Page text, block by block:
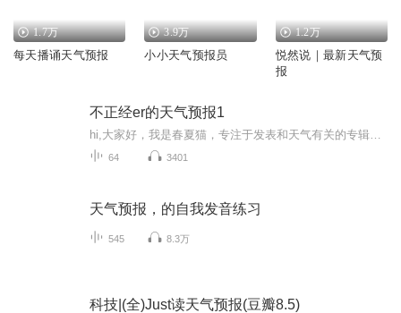
1.7万
每天播诵天气预报
3.9万
小小天气预报员
1.2万
悦然说｜最新天气预
报
不正经er的天气预报1
64 3401
天气预报，的自我发音练习
545 8.3万
科技|(全)Just读天气预报(豆瓣8.5)